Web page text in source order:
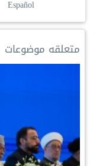
e
o
o
a
t
A
p
i
Español
متعلقه موضوعات